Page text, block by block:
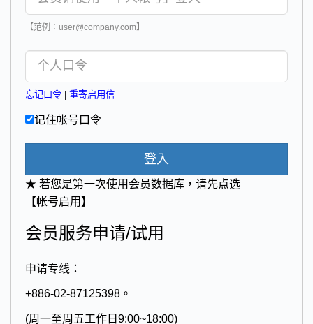
【范例：user@company.com】
忘记口令 重寄启用信
记住帐号口令
登入
★ 若您是第一次使用会员数据库，请先点选
【帐号启用】
会员服务申请/试用
申请专线：
+886-02-87125398。
(周一至周五工作日9:00~18:00)